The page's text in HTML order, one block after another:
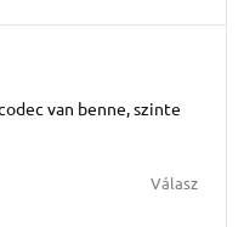
van benne, szinte
Válasz